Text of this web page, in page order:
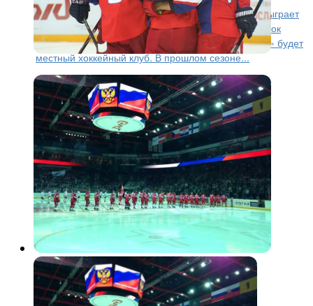
31 августа, в последний день лета, «Локомотив» сыграет
четвертый матч в регулярном чемпионате. Поединок
пройдет в Сочи, соперником «железнодорожников» будет
местный хоккейный клуб. В прошлом сезоне...
КХЛ11 лет назад